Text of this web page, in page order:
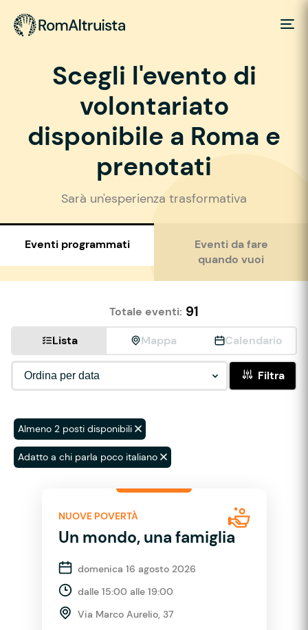
Scegli l'evento di
volontariato
disponibile a Roma e
prenotati
Sarà un'esperienza trasformativa
Eventi programmati
Eventi da fare
quando vuoi
Totale eventi: 91
Lista Mappa Calendario
Filtra
Almeno 2 posti disponibili
Adatto a chi parla poco italiano
NUOVE POVERTÀ
Un mondo, una famiglia
domenica 16 agosto 2026
dalle 15:00 alle 19:00
Via Marco Aurelio, 37